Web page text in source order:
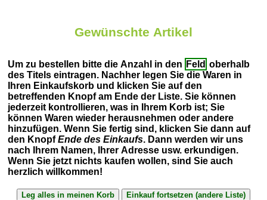
Gewünschte Artikel
Um zu bestellen bitte die Anzahl in den Feld oberhalb
des Titels eintragen. Nachher legen Sie die Waren in
Ihren Einkaufskorb und klicken Sie auf den
betreffenden Knopf am Ende der Liste. Sie können
jederzeit kontrollieren, was in Ihrem Korb ist; Sie
können Waren wieder herausnehmen oder andere
hinzufügen. Wenn Sie fertig sind, klicken Sie dann auf
den KnopfEnde des Einkaufs. Dann werden wir uns
nach Ihrem Namen, Ihrer Adresse usw. erkundigen.
Wenn Sie jetzt nichts kaufen wollen, sind Sie auch
herzlich willkommen!